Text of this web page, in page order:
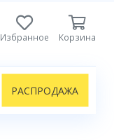
Избранное Корзина
РАСПРОДАЖА